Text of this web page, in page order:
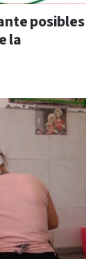
posibles
la